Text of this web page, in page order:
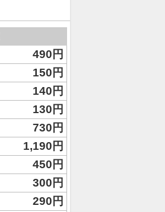
490円
150円
140円
130円
730円
1,190円
450円
300円
290円